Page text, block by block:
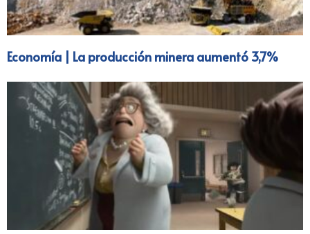
Economía | La producción minera aumentó 3,7%